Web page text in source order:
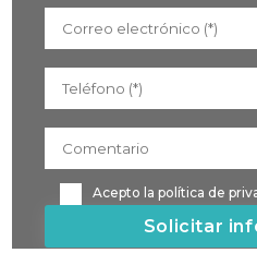
Acepto lapolítica de